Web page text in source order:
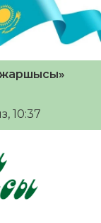
жаршысы»
10:37